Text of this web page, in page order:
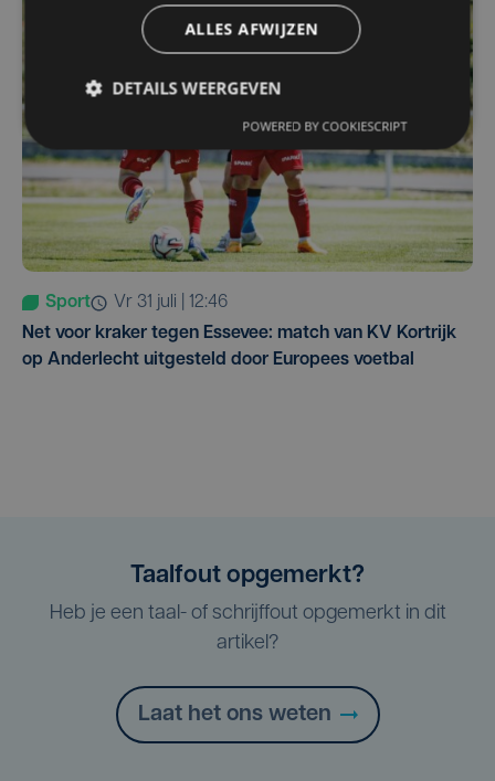
Sport
vr 31 juli | 12:46
Net voor kraker tegen Essevee: match van KV Kortrijk
op Anderlecht uitgesteld door Europees voetbal
Taalfout opgemerkt?
Heb je een taal- of schrijffout opgemerkt in dit
artikel?
Laat het ons weten
ALLES AFWIJZEN
DETAILS WEERGEVEN
POWERED BY COOKIESCRIPT